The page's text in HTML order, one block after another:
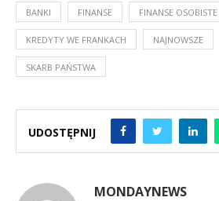
BANKI FINANSE FINANSE OSOBISTE
KREDYTY WE FRANKACH NAJNOWSZE
SKARB PAŃSTWA
UDOSTĘPNIJ
MONDAYNEWS